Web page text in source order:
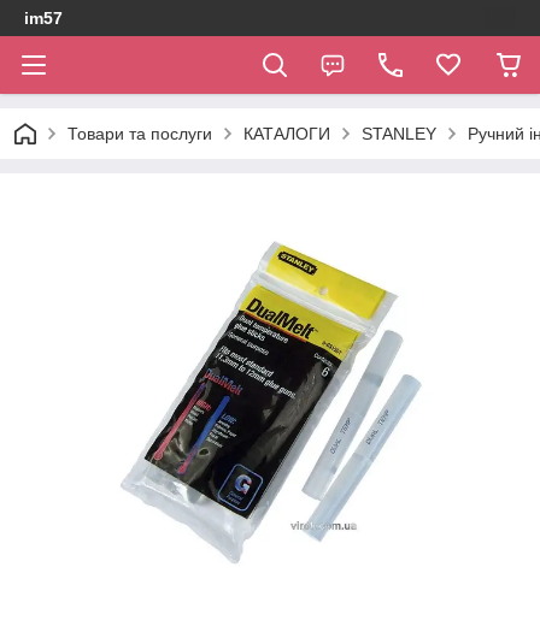
im57
Товари та послуги КАТАЛОГИ STANLEY Ручний